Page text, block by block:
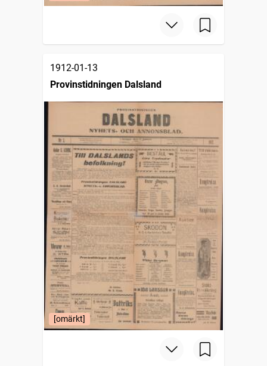
1912-01-13
Provinstidningen Dalsland
[omärkt]